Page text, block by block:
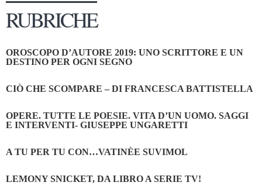
RUBRICHE
OROSCOPO D’AUTORE 2019: UNO SCRITTORE E UN
DESTINO PER OGNI SEGNO
CIÒ CHE SCOMPARE – DI FRANCESCA BATTISTELLA
OPERE. TUTTE LE POESIE. VITA D’UN UOMO. SAGGI
E INTERVENTI- GIUSEPPE UNGARETTI
A TU PER TU CON…VATINÈE SUVIMOL
LEMONY SNICKET, DA LIBRO A SERIE TV!